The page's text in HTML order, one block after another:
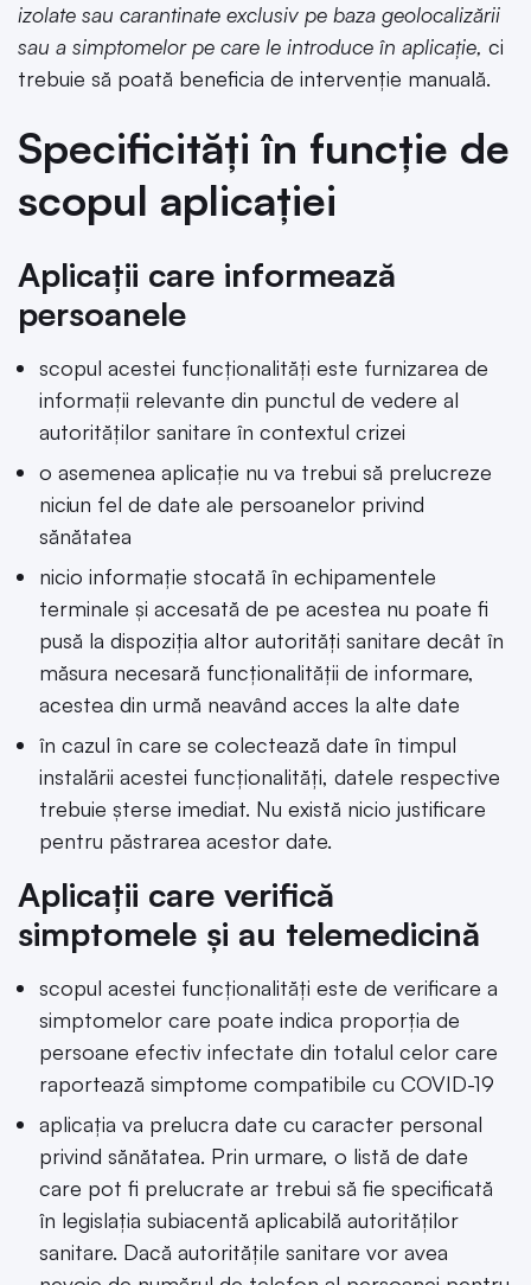
izolate sau carantinate exclusiv pe baza geolocalizării
sau a simptomelor pe care le introduce în aplicație, ci
trebuie să poată beneficia de intervenție manuală.
Specificități în funcție de
scopul aplicației
Aplicații care informează
persoanele
scopul acestei funcționalități este furnizarea de
informații relevante din punctul de vedere al
autorităților sanitare în contextul crizei
o asemenea aplicație nu va trebui să prelucreze
niciun fel de date ale persoanelor privind
sănătatea
nicio informație stocată în echipamentele
terminale și accesată de pe acestea nu poate fi
pusă la dispoziția altor autorități sanitare decât în
măsura necesară funcționalității de informare,
acestea din urmă neavând acces la alte date
în cazul în care se colectează date în timpul
instalării acestei funcționalități, datele respective
trebuie șterse imediat. Nu există nicio justificare
pentru păstrarea acestor date.
Aplicații care verifică
simptomele și au telemedicină
scopul acestei funcționalități este de verificare a
simptomelor care poate indica proporția de
persoane efectiv infectate din totalul celor care
raportează simptome compatibile cu COVID-19
aplicația va prelucra date cu caracter personal
privind sănătatea. Prin urmare, o listă de date
care pot fi prelucrate ar trebui să fie specificată
în legislația subiacentă aplicabilă autorităților
sanitare. Dacă autoritățile sanitare vor avea